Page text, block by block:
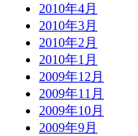
2010年4月
2010年3月
2010年2月
2010年1月
2009年12月
2009年11月
2009年10月
2009年9月